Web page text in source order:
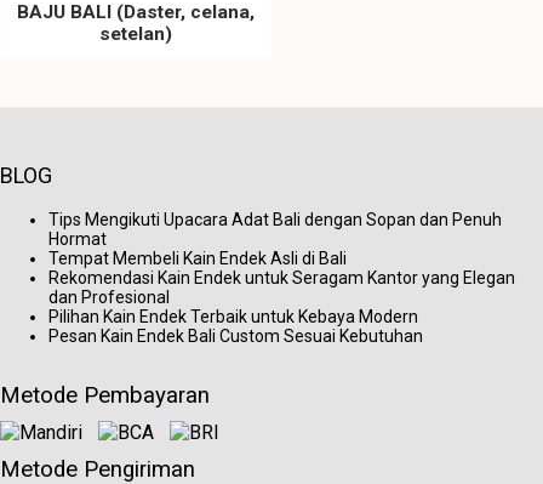
BAJU BALI (Daster, celana,
setelan)
BLOG
Tips Mengikuti Upacara Adat Bali dengan Sopan dan Penuh
Hormat
Tempat Membeli Kain Endek Asli di Bali
Rekomendasi Kain Endek untuk Seragam Kantor yang Elegan
dan Profesional
Pilihan Kain Endek Terbaik untuk Kebaya Modern
Pesan Kain Endek Bali Custom Sesuai Kebutuhan
Metode Pembayaran
Metode Pengiriman